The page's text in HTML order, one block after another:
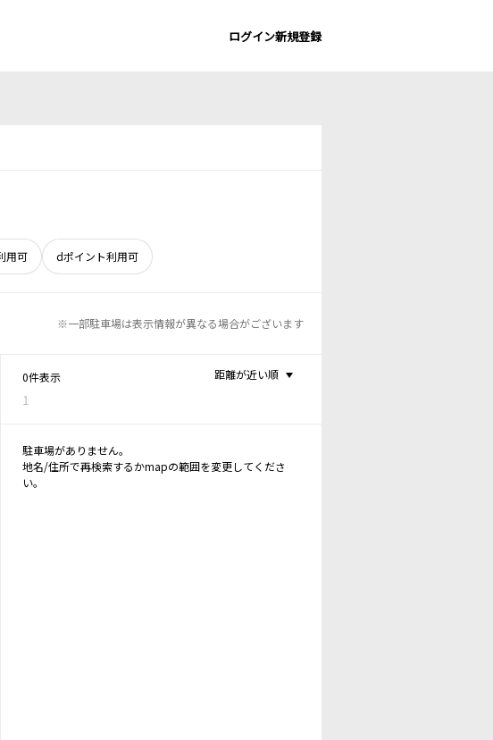
ログイン新規登録
用可 dポイント利用可
※一部駐車場は表示情報が異なる場合がございます
0件表示
1
距離が近い順
駐車場がありません。
地名/住所で再検索するかmapの範囲を変更してくださ
い。